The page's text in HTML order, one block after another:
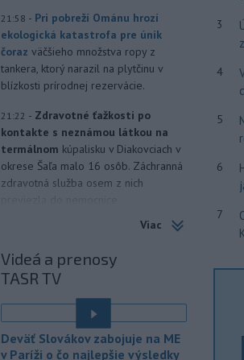
21:58 - Pri pobreží Ománu hrozí
ekologická katastrofa pre únik
čoraz väčšieho množstva ropy z
tankera, ktorý narazil na plytčinu v
blízkosti prírodnej rezervácie.
21:22 - Zdravotné ťažkosti po
kontakte s neznámou látkou na
termálnom kúpalisku v Diakovciach v
okrese Šaľa malo 16 osôb. Záchranná
zdravotná služba osem z nich
Ugandský parlament vo
ugandských vojakovdo
palestínskeho Pásma Gazy, kde by
mali pôsobiť v rámci medzinárodných
stabilizačných síl, ktoré navrhol
americký prezident Donald Trump.
Viac
Videá a prenosy
TASR TV
Deväť Slovákov zabojuje na ME
v Paríži o čo najlepšie výsledky
3
4
5
6
7